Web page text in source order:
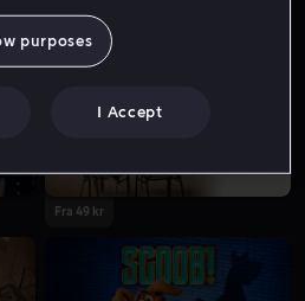
Fra 49 kr
purposes
I Accept